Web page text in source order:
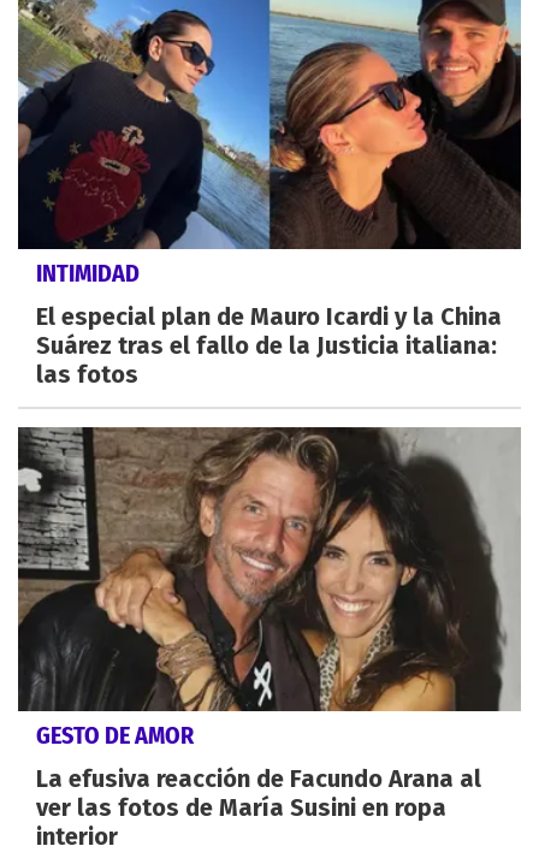
INTIMIDAD
El especial plan de Mauro Icardi y la China
Suárez tras el fallo de la Justicia italiana:
las fotos
GESTO DE AMOR
La efusiva reacción de Facundo Arana al
ver las fotos de María Susini en ropa
interior